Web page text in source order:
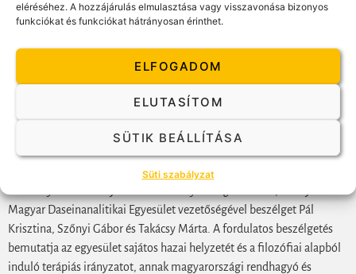
eléréséhez. A hozzájárulás elmulasztása vagy visszavonása bizonyos
funkciókat és funkciókat hátrányosan érinthet.
ELFOGADOM
ELUTASÍTOM
SÜTIK BEÁLLÍTÁSA
Süti szabályzat
felkért szakemberek mely szempontok szerint látják az eset vezetését
azonosnak, és miben különböznek szemléletükben. A hozzászólás
megadott szempontok szerint történt. Például a leírtakból kell
kiindulni; nem kritikus esetelemzést várunk, hanem annak kifejtését,
hogyan látja a hozzászóló a terápiás (mikro)folyamatot, és
megfontolásai alapján milyen beavatkozást alakítana ki egy-egy
ponton. Az esethozó mellett a hozzászólók is elismerést érdemelnek.
Feladatuk nehézségét jelzi, hogy a felkérést ketten is
visszautasították.
Magyar Daseinanalitikai Egyesület vezetőségével beszélget Pál
Krisztina, Szőnyi Gábor és Takácsy Márta. A fordulatos beszélgetés
bemutatja az egyesület sajátos hazai helyzetét és a filozófiai alapból
induló terápiás irányzatot, annak magyarországi rendhagyó és